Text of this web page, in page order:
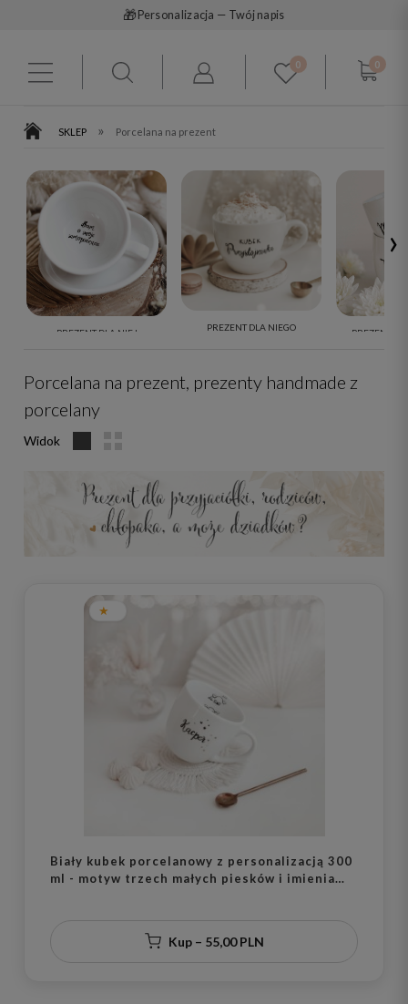
🚚Darmowa dostawa od 199 zł
0 0
SKLEP » Porcelana na prezent
PREZENT DLA NIEJ PREZENT DLA NIEGO PREZENT
›
Porcelana na prezent, prezenty handmade z
porcelany
Widok
Biały kubek porcelanowy z personalizacją 300
ml - motyw trzech małych piesków i imienia
Kup – 55,00 PLN